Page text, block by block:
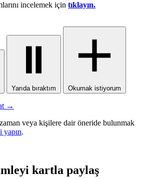
incelemek için tıklayın.
Yarıda bıraktım Okumak istiyorum
→
veya kişilere dair öneride bulunmak
yapın.
kartla paylaş